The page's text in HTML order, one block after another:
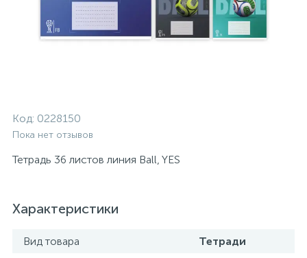
Код: 0228150
Пока нет отзывов
Тетрадь 36 листов линия Ball, YES
Характеристики
Вид товара
Тетради